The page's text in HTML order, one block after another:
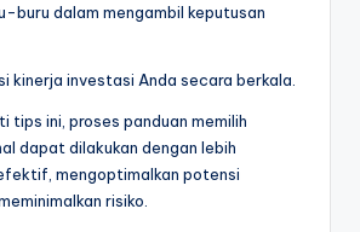
buru dalam mengambil keputusan
kinerja investasi Anda secara berkala.
tips ini, proses panduan memilih
dapat dilakukan dengan lebih
mengoptimalkan potensi
risiko.